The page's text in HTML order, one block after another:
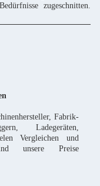
Fabrik-
Ladegeräten,
Vergleichen und
unsere Preise